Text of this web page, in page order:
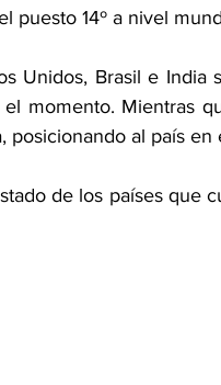
puesto 14º a nivel
Unidos, Brasil e
momento. Mientras
posicionando al país en
de los países que